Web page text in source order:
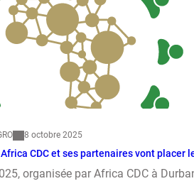
8 octobre 2025
Africa CDC et ses partenaires vont
organisée par Africa CDC à